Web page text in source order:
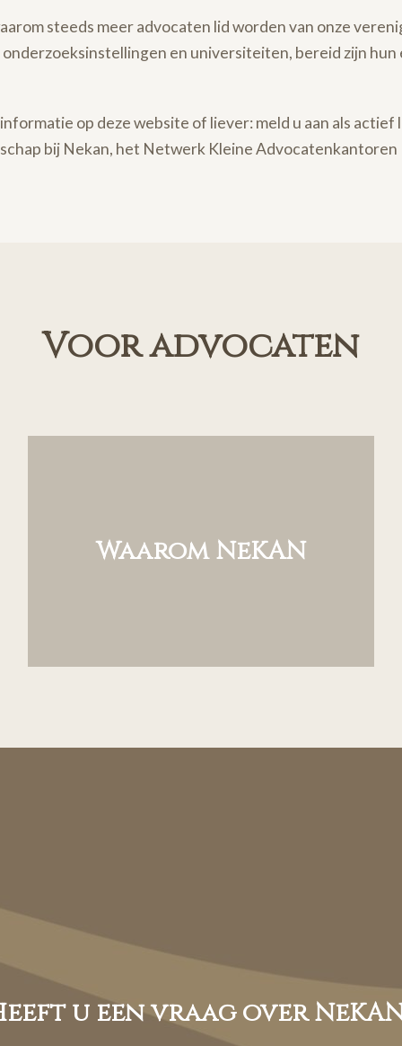
steeds meer advocaten lid worden van onze
en universiteiten, bereid zijn
op deze website of liever: meld u aan als actief
bij Nekan, het Netwerk Kleine
Voor advocaten
Waarom NeKAN
u een vraag over